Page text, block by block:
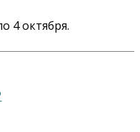
4 октября.